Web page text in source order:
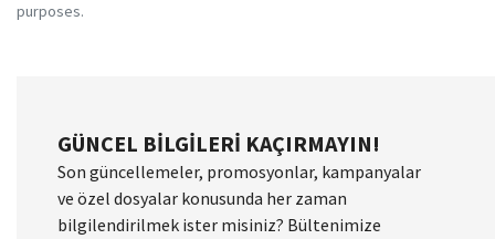
purposes.
GÜNCEL BILGILERI KAÇIRMAYIN!
Son güncellemeler, promosyonlar, kampanyalar
ve özel dosyalar konusunda her zaman
bilgilendirilmek ister misiniz? Bültenimize